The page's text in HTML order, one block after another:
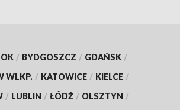
/ BYDGOSZCZ / GDAŃSK /
WLKP. / KATOWICE / KIELCE /
/ LUBLIN / ŁÓDŹ / OLSZTYN /